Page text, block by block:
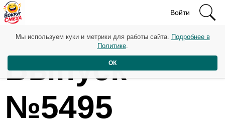
Войти
Выпуск
№5495
Мы используем куки и метрики для работы сайта. Подробнее в
Политике.
ОК